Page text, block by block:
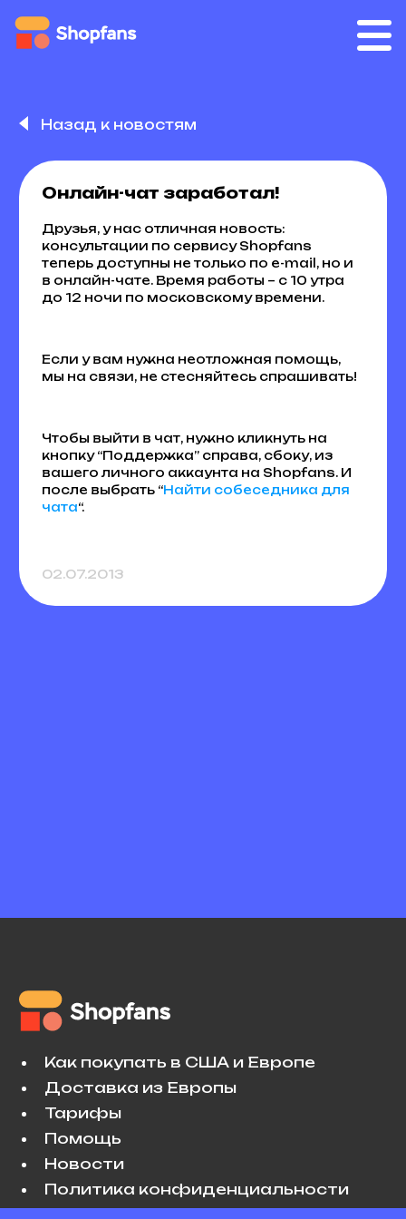
Назад к новостям
Онлайн-чат заработал!
Друзья, у нас отличная новость:
консультации по сервису Shopfans
теперь доступны не только по e-mail, но и
в онлайн-чате. Время работы – с 10 утра
до 12 ночи по московскому времени.
Если у вам нужна неотложная помощь,
мы на связи, не стесняйтесь спрашивать!
Чтобы выйти в чат, нужно кликнуть на
кнопку “Поддержка” справа, сбоку, из
вашего личного аккаунта на Shopfans. И
после выбрать “Найти собеседника для
чата“.
02.07.2013
Как покупать в США и Европе
Доставка из Европы
Тарифы
Помощь
Новости
Политика конфиденциальности